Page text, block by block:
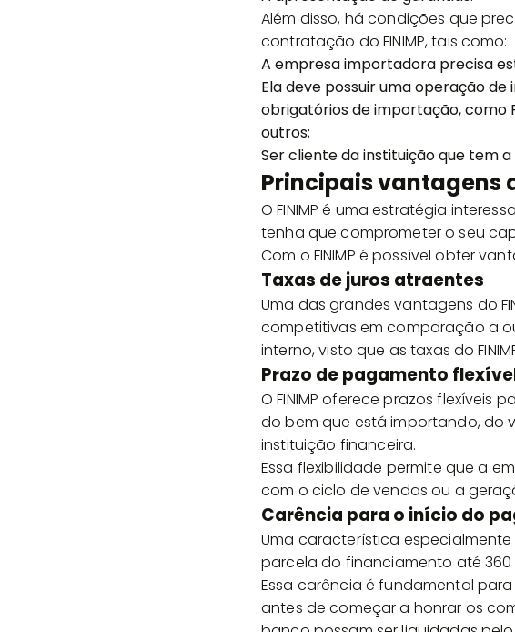
Além disso, há condições que
contratação do FINIMP, tais como:
A empresa importadora precisa
Ela deve possuir uma operação
obrigatórios de importação, como
outros;
Ser cliente da instituição que tem
Principais vantagens
O FINIMP é uma estratégia
tenha que comprometer o seu
Com o FINIMP é possível obter
Taxas de juros atraentes
Uma das grandes vantagens do
competitivas em comparação a
interno, visto que as taxas do
Prazo de pagamento
O FINIMP oferece prazos
do bem que está importando, do
instituição financeira.
Essa flexibilidade permite que a
com o ciclo de vendas ou a
Carência para o início do
Uma característica
parcela do financiamento até
Essa carência é fundamental
antes de começar a honrar os